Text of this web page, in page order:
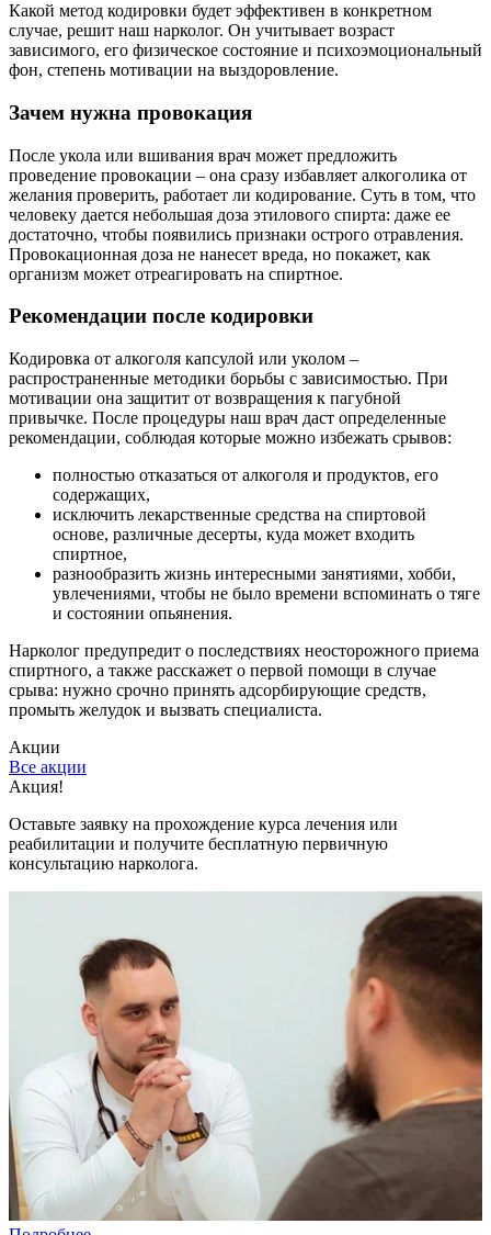
Какой метод кодировки будет эффективен в конкретном
случае, решит наш нарколог. Он учитывает возраст
зависимого, его физическое состояние и психоэмоциональный
фон, степень мотивации на выздоровление.
Зачем нужна провокация
После укола или вшивания врач может предложить
проведение провокации – она сразу избавляет алкоголика от
желания проверить, работает ли кодирование. Суть в том, что
человеку дается небольшая доза этилового спирта: даже ее
достаточно, чтобы появились признаки острого отравления.
Провокационная доза не нанесет вреда, но покажет, как
организм может отреагировать на спиртное.
Рекомендации после кодировки
Кодировка от алкоголя капсулой или уколом –
распространенные методики борьбы с зависимостью. При
мотивации она защитит от возвращения к пагубной
привычке. После процедуры наш врач даст определенные
рекомендации, соблюдая которые можно избежать срывов:
полностью отказаться от алкоголя и продуктов, его
содержащих,
исключить лекарственные средства на спиртовой
основе, различные десерты, куда может входить
спиртное,
разнообразить жизнь интересными занятиями, хобби,
увлечениями, чтобы не было времени вспоминать о тяге
и состоянии опьянения.
Нарколог предупредит о последствиях неосторожного приема
спиртного, а также расскажет о первой помощи в случае
срыва: нужно срочно принять адсорбирующие средств,
промыть желудок и вызвать специалиста.
Акции
Все акции
Акция!
Оставьте заявку на прохождение курса лечения или
реабилитации и получите бесплатную первичную
консультацию нарколога.